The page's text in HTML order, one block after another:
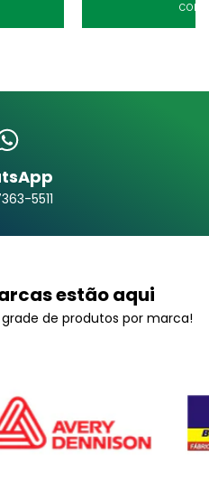
5511
estão aqui
de produtos por marca!